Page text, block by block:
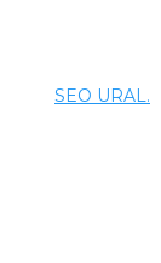
SEO URAL.